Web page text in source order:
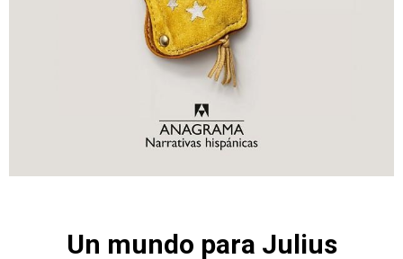
Un mundo para Julius